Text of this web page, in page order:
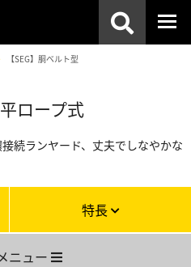
【SEG】胴ベルト型
ロープ式
続ランヤード、丈夫でしなやかな
特長
ニュー